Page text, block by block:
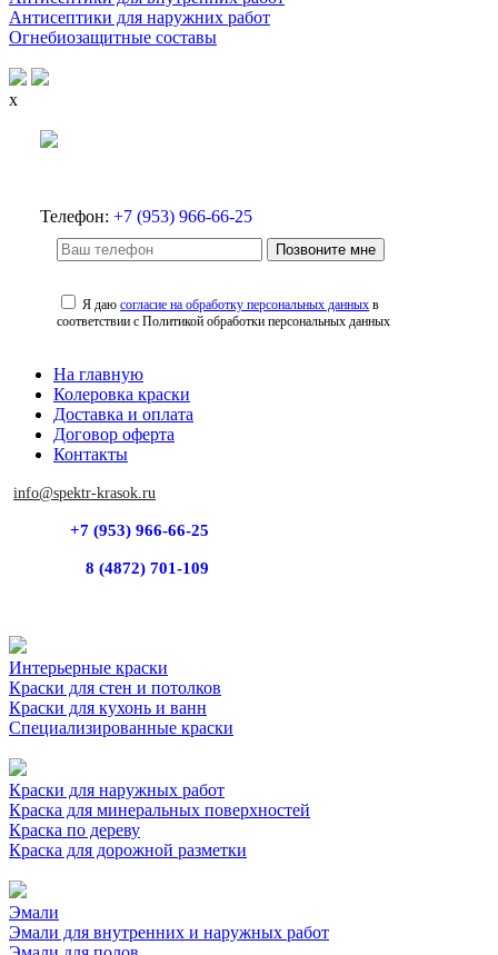
Антисептики для наружних работ
Огнебиозащитные составы
x
Телефон: +7 (953) 966-66-25
Позвоните мне
Я даюсогласие на обработку персональных данных в
соответствии с Политикой обработки персональных данных
На главную
Колеровка краски
Доставка и оплата
Договор оферта
Контакты
info@spektr-krasok.ru
+7 (953) 966-66-25
8 (4872) 701-109
Интерьерные краски
Краски для стен и потолков
Краски для кухонь и ванн
Специализированные краски
Краски для наружных работ
Краска для минеральных поверхностей
Краска по дереву
Краска для дорожной разметки
Эмали
Эмали для внутренних и наружных работ